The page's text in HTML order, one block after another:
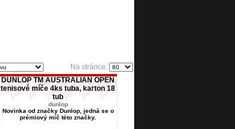
Na stránce:
DUNLOP TM AUSTRALIAN OPEN
tenisové míče 4ks tuba, karton 18
tub
dunlop
Novinka od značky Dunlop, jedná se o
prémiový míč této značky.